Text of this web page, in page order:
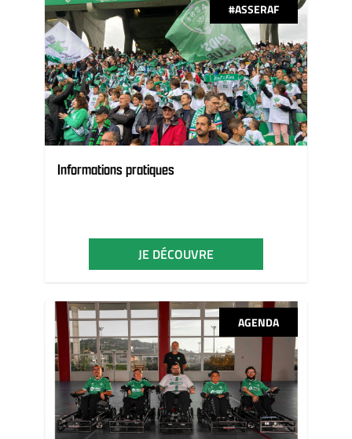
#ASSERAF
Informations pratiques
JE DÉCOUVRE
AGENDA